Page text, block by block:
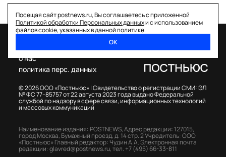
Посещая сайт postnews.ru, Вы соглашаетесь с приложенной
Политикой обработки Персональных данныхи с использованием
файлов cookie, указанных в данной политике.
ОК
© 2026 ООО «Постньюс» |Свидетельство о регистрации СМИ: ЭЛ
№ ФС 77–85757 от 22 августа 2023 года выдано Федеральной
службой по надзору в сфере связи, информационных технологий
и массовых коммуникаций
о нас
политика перс. данных
Наименование издания: POSTNEWS,Адрес редакции: 127015,
город Москва, Бумажный проезд, д. 14 стр. 2Учредитель: ООО
«Постньюс» Главный редактор: Чудин А.А.Электронная почта
редакции:glavred@postnews.ru,тел. +7 (495) 66-33-811